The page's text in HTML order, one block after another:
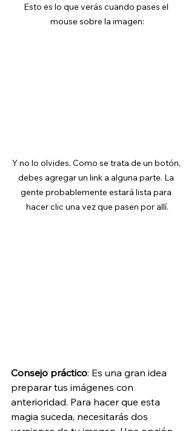
Esto es lo que verás cuando pases el
mouse sobre la imagen:
Y no lo olvides. Como se trata de un botón,
debes agregar un link a alguna parte. La
gente probablemente estará lista para
hacer clic una vez que pasen por allí.
Consejo práctico: Es una gran idea
preparar tus imágenes con
anterioridad. Para hacer que esta
magia suceda, necesitarás dos